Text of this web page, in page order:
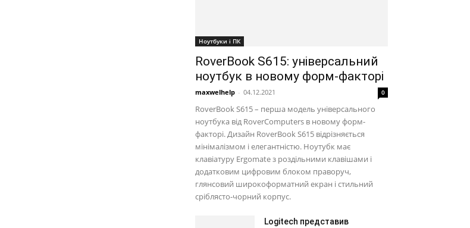
Ноутбуки і ПК
RoverBook S615: універсальний
ноутбук в новому форм-факторі
maxwelhelp - 04.12.2021 0
RoverBook S615 – перша модель універсального
ноутбука від RoverComputers в новому форм-
факторі. Дизайн RoverBook S615 відрізняється
мінімалізмом і елегантністю. Ноутубк має
клавіатуру Ergomate з роздільними клавішами і
додатковим цифровим блоком праворуч,
глянсовий широкоформатний екран і стильний
сріблясто-чорний корпус.
Logitech представив